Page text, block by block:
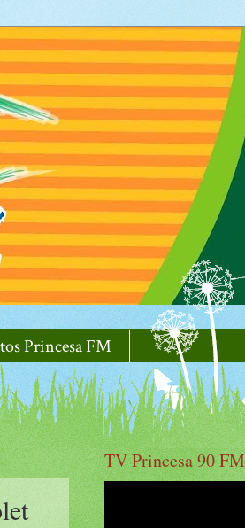
Princesa FM
TV Princesa 90 FM